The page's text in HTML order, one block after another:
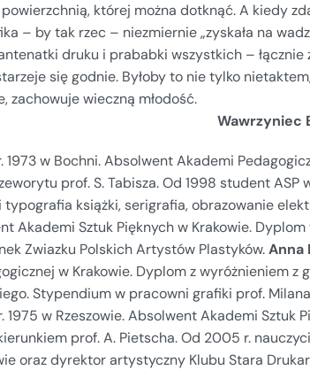
której można dotknąć. A kiedy
– by tak rzec – niezmiernie „zyskała na
druku i prababki wszystkich –
się godnie. Byłoby to nie tylko
zachowuje wieczną młodość.
Wawrzyniec
1973 w Bochni. Absolwent Akademi
prof. S. Tabisza. Od 1998 student ASP
książki, serigrafia, obrazowanie
Akademi Sztuk Pięknych w Krakowie.
Zwiazku Polskich Artystów Plastyków.Anna
w Krakowie. Dyplom z wyróżnieniem z
Stypendium w pracowni grafiki prof.
1975 w Rzeszowie. Absolwent Akademi Sztuk
prof. A. Pietscha. Od 2005 r.
oraz dyrektor artystyczny Klubu Stara